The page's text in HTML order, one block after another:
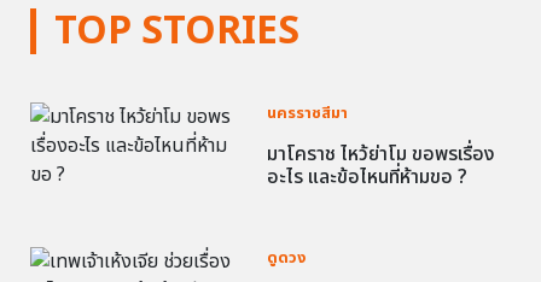
TOP STORIES
นครราชสีมา
มาโคราช ไหว้ย่าโม ขอพรเรื่อง
อะไร และข้อไหนที่ห้ามขอ ?
ดูดวง